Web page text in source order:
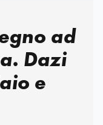
ad
Dazi
e